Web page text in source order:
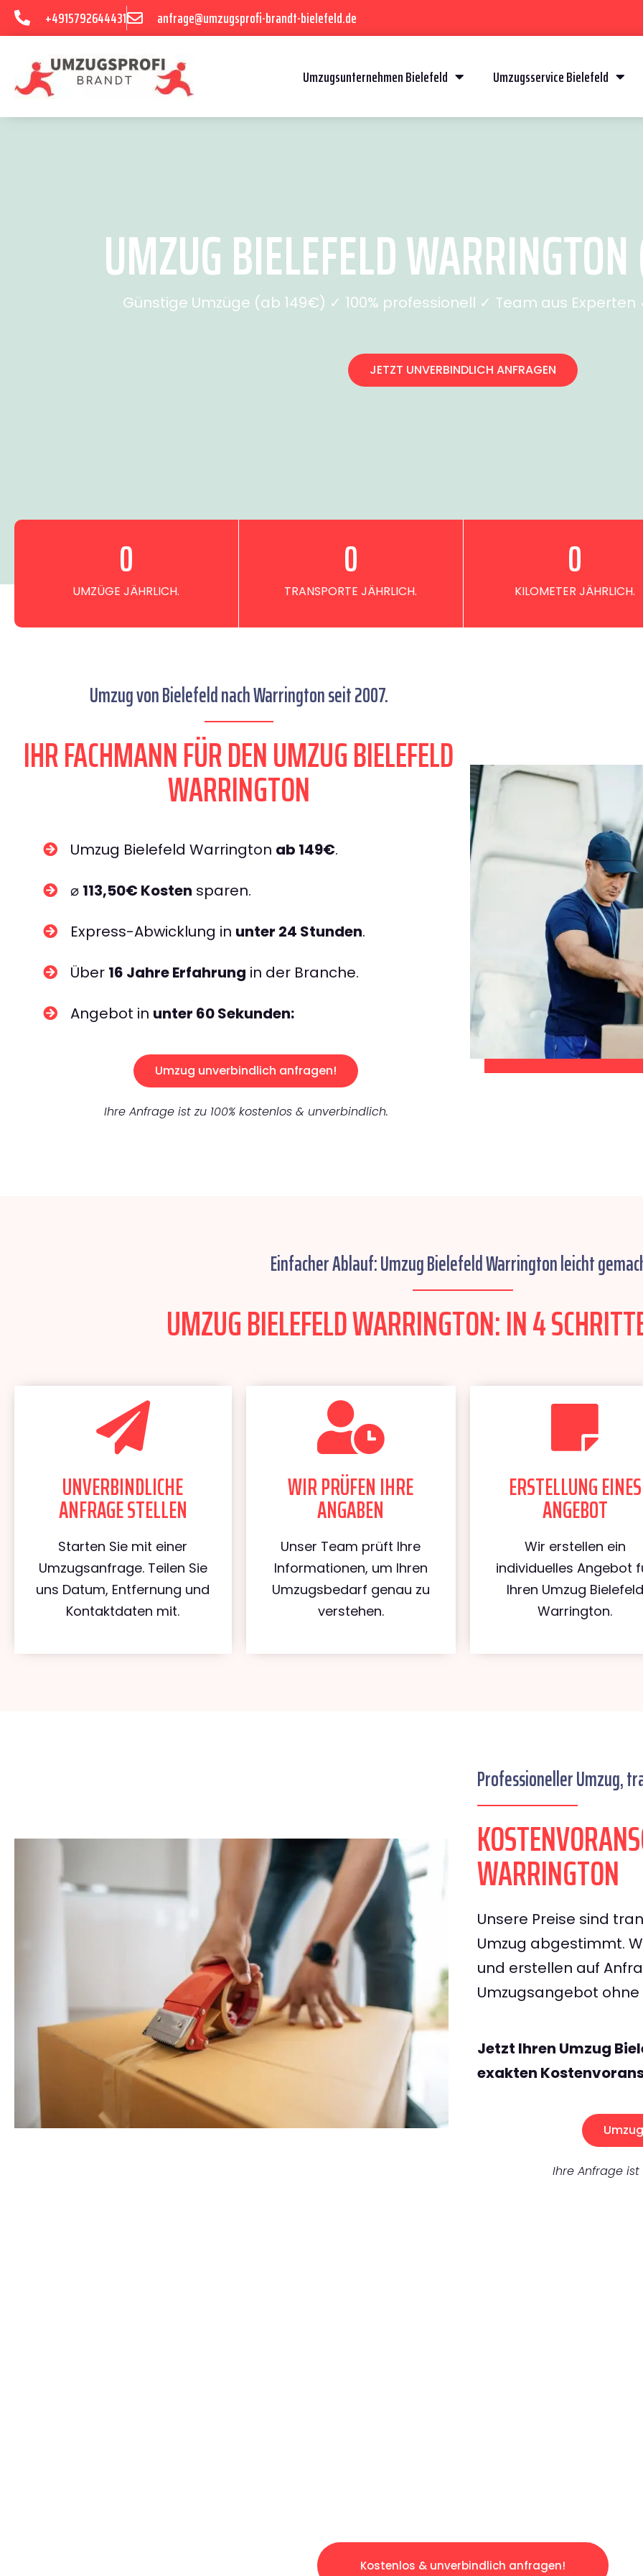
+4915792644431 anfrage@umzugsprofi-brandt-bielefeld.de
Umzugsunternehmen Bielefeld Umzugsservice Bielefeld
UMZUG BIELEFELD
Günstige Umzüge (ab 149€) ✓ 100% professionell ✓ Team aus
JETZT UNVERBINDLICH ANFRAGEN
UMZÜGE JÄHRLICH.
0
TRANSPORTE JÄHRLICH.
0
KILOMETER JÄHRLICH.
0
Umzug von Bielefeld nach Warrington seit 2007.
IHR FACHMANN FÜR DEN UMZUG BIELEFELD
WARRINGTON
Umzug Bielefeld Warrington ab 149€.
⌀ 113,50€ Kosten sparen.
Express-Abwicklung in unter 24 Stunden.
Über 16 Jahre Erfahrung in der Branche.
Angebot in unter 60 Sekunden:
Umzug unverbindlich anfragen!
Ihre Anfrage ist zu 100% kostenlos & unverbindlich.
Einfacher Ablauf: Umzug Bielefeld Warrington leicht
UMZUG BIELEFELD WARRINGTON: IN 4
UNVERBINDLICHE
ANFRAGE STELLEN
Starten Sie mit einer
Umzugsanfrage. Teilen Sie
uns Datum, Entfernung und
Kontaktdaten mit.
WIR PRÜFEN IHRE
ANGABEN
Unser Team prüft Ihre
Informationen, um Ihren
Umzugsbedarf genau zu
verstehen.
ERSTELLUNG EINES
ANGEBOT
Wir erstellen ein
individuelles Angebot
Ihren Umzug Bielefeld
Warrington.
Professioneller Umzug,
WARRINGTON
Unsere Preise sind
Umzug abgestimmt.
und erstellen auf
Umzugsangebot
Jetzt Ihren Umzug
exakten
Ihre Anfrage ist
Kostenlos & unverbindlich anfragen!